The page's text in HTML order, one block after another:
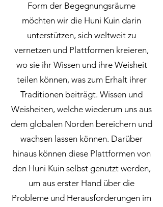
Form der Begegnungsräume
möchten wir die Huni Kuin darin
unterstützen, sich weltweit zu
vernetzen und Plattformen kreieren,
wo sie ihr Wissen und ihre Weisheit
teilen können, was zum Erhalt ihrer
Traditionen beiträgt. Wissen und
Weisheiten, welche wiederum uns aus
dem globalen Norden bereichern und
wachsen lassen können. Darüber
hinaus können diese Plattformen von
den Huni Kuin selbst genutzt werden,
um aus erster Hand über die
Probleme und Herausforderungen im